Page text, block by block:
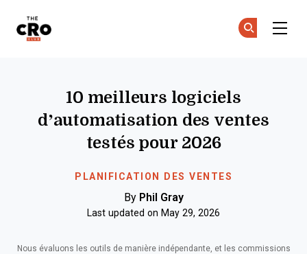
PLANIFICATION DES VENTES
10 meilleurs logiciels
d’automatisation des ventes
testés pour 2026
By Phil Gray
Last updated on May 29, 2026
Nous évaluons les outils de manière indépendante, et les commissions